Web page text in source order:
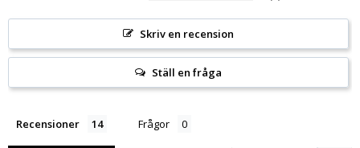
Skriv en recension
Ställ en fråga
Recensioner Frågor